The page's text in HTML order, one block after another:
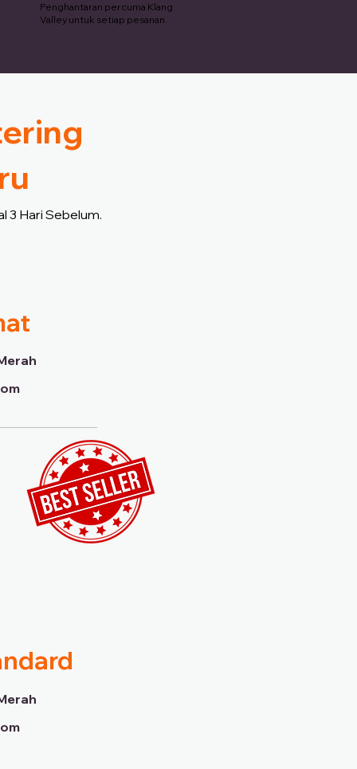
Penghantaran percuma Klang
Valley untuk setiap pesanan.
3 Hari Sebelum.